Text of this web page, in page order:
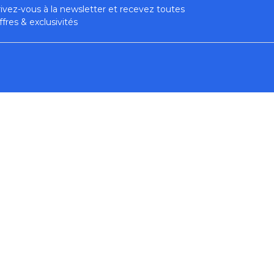
vous à la newsletter et recevez toutes
& exclusivités